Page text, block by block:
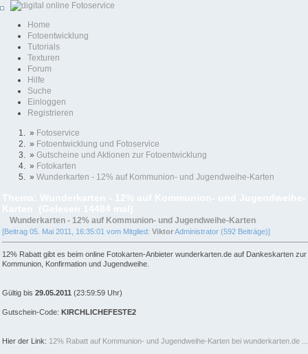
Home
Fotoentwicklung
Tutorials
Texturen
Forum
Hilfe
Suche
Einloggen
Registrieren
» Fotoservice
» Fotoentwicklung und Fotoservice
» Gutscheine und Aktionen zur Fotoentwicklung
» Fotokarten
» Wunderkarten - 12% auf Kommunion- und Jugendweihe-Karten
Wunderkarten - 12% auf Kommunion- und Jugendweihe-Karten
[Beitrag 05. Mai 2011, 16:35:01 vom Mitglied: ViktorAdministrator (592 Beiträge)]
12% Rabatt gibt es beim online Fotokarten-Anbieter wunderkarten.de auf Dankeskarten zur
Kommunion, Konfirmation und Jugendweihe.
Gültig bis 29.05.2011 (23:59:59 Uhr)
Gutschein-Code: KIRCHLICHEFESTE2
Hier der Link: 12% Rabatt auf Kommunion- und Jugendweihe-Karten bei wunderkarten.de ...